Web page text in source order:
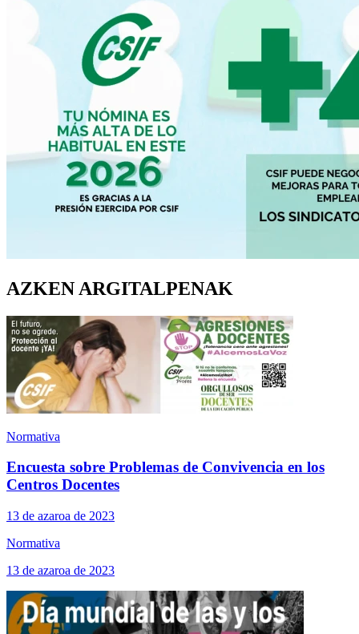
AZKEN ARGITALPENAK
Normativa
Encuesta sobre Problemas de Convivencia en los
Centros Docentes
13 de azaroa de 2023
Normativa
13 de azaroa de 2023